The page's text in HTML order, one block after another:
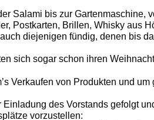
Salami bis zur Gartenmaschine,
Postkarten, Brillen, Whisky aus
diejenigen fündig, denen bis
sich sogar schon ihren
Verkaufen von Produkten und um
des Vorstands gefolgt
vorzustellen: